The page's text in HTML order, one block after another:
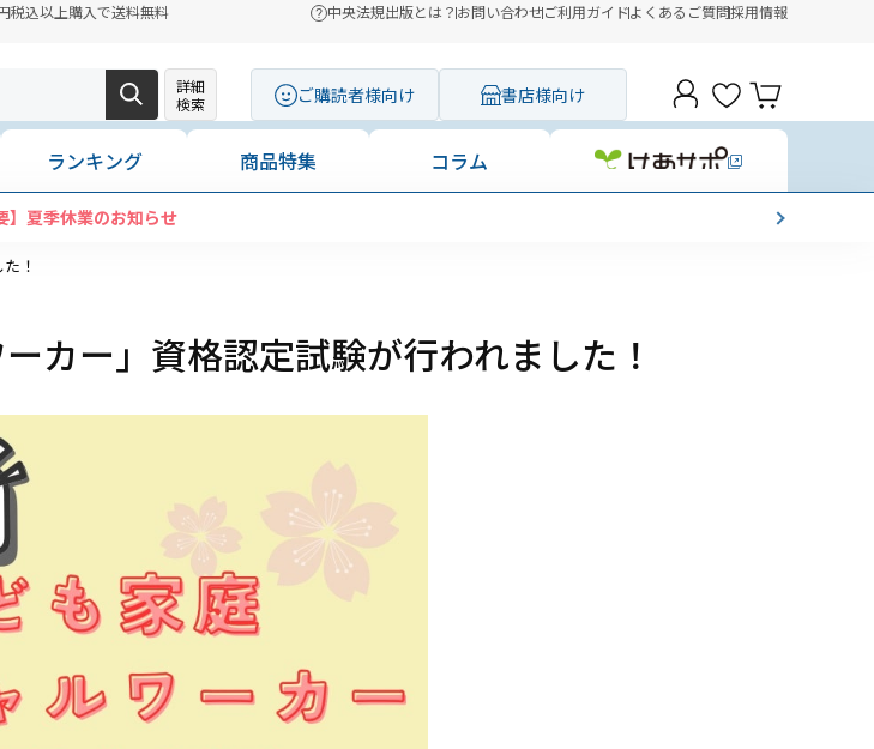
税込以上購入で送料無料 中央法規出版とは？お問い合わせご利用ガイドよくあるご質問採用情報
詳細
検索
ご購読者様向け 書店様向け
ランキング 商品特集 コラム
】夏季休業のお知らせ
！
カー」資格認定試験が行われました！